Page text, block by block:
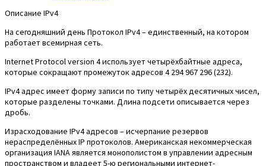
Описание IPv4
На сегодняшний день Протокол IPv4 – единственный, на котором
работает всемирная сеть.
Internet Protocol version 4 использует четырёхбайтные адреса,
которые сокращают промежуток адресов 4 294 967 296 (232).
IPv4 адрес имеет форму записи по типу четырёх десятичных чисел,
которые разделены точками. Длина подсети описывается через
дробь.
Израсходование IPv4 адресов – исчерпание резервов
нераспределённых IP протоколов. Американская некоммерческая
организация IANA является монополистом в управлении адресным
пространством и владеет 5-ю региональными интернет-